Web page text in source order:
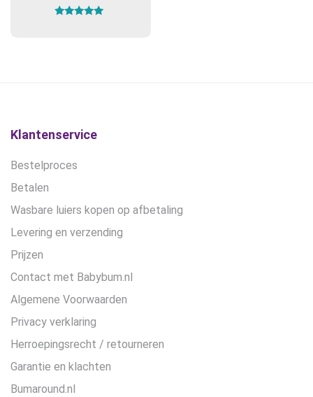
Klantenservice
Bestelproces
Betalen
Wasbare luiers kopen op afbetaling
Levering en verzending
Prijzen
Contact met Babybum.nl
Algemene Voorwaarden
Privacy verklaring
Herroepingsrecht / retourneren
Garantie en klachten
Bumaround.nl